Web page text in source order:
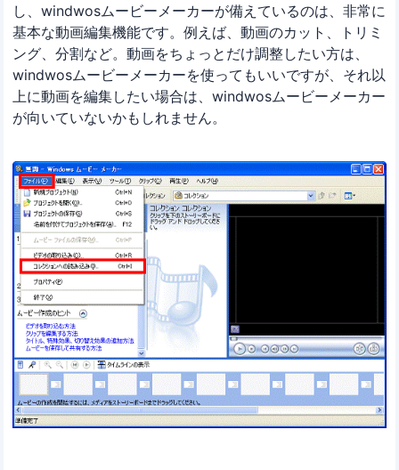
し、windwosムービーメーカーが備えているのは、非常に
基本な動画編集機能です。例えば、動画のカット、トリミ
ング、分割など。動画をちょっとだけ調整したい方は、
windwosムービーメーカーを使ってもいいですが、それ以
上に動画を編集したい場合は、windwosムービーメーカー
が向いていないかもしれません。